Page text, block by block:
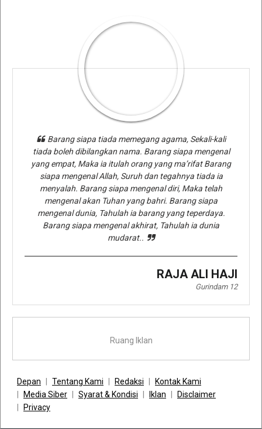
Barang siapa tiada memegang agama, Sekali-kali
tiada boleh dibilangkan nama. Barang siapa mengenal
yang empat, Maka ia itulah orang yang ma’rifat Barang
siapa mengenal Allah, Suruh dan tegahnya tiada ia
menyalah. Barang siapa mengenal diri, Maka telah
mengenal akan Tuhan yang bahri. Barang siapa
mengenal dunia, Tahulah ia barang yang teperdaya.
Barang siapa mengenal akhirat, Tahulah ia dunia
mudarat..
RAJA ALI HAJI
Gurindam 12
Ruang Iklan
Depan Tentang Kami Redaksi
Kontak Kami
Media Siber
Syarat & Kondisi Iklan
Disclaimer
Privacy